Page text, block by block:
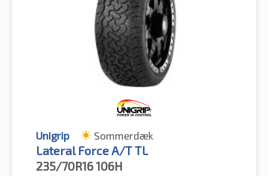
Unigrip Sommerdæk
Lateral Force A/T TL
235/70R16106H